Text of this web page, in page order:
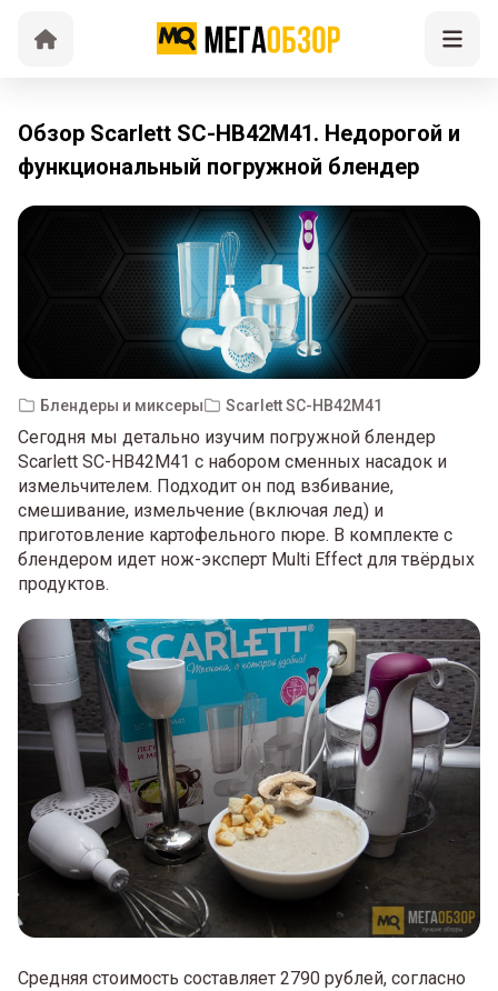
Обзор Scarlett SC-HB42M41. Недорогой и
функциональный погружной блендер
Блендеры и миксеры Scarlett SC-HB42M41
Сегодня мы детально изучим погружной блендер
Scarlett SC-HB42M41 с набором сменных насадок и
измельчителем. Подходит он под взбивание,
смешивание, измельчение (включая лед) и
приготовление картофельного пюре. В комплекте с
блендером идет нож-эксперт Multi Effect для твёрдых
продуктов.
Средняя стоимость составляет 2790 рублей, согласно